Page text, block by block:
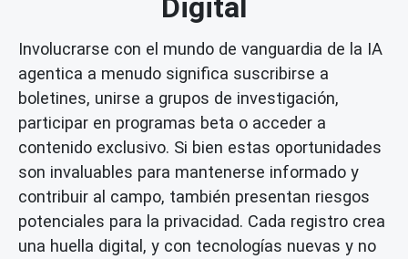
Digital
Involucrarse con el mundo de vanguardia de la IA
agentica a menudo significa suscribirse a
boletines, unirse a grupos de investigación,
participar en programas beta o acceder a
contenido exclusivo. Si bien estas oportunidades
son invaluables para mantenerse informado y
contribuir al campo, también presentan riesgos
potenciales para la privacidad. Cada registro crea
una huella digital, y con tecnologías nuevas y no